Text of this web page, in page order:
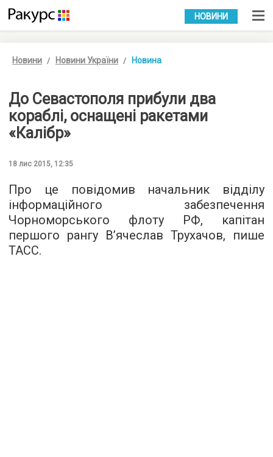
УКР РУС
НОВИНИ
Новини Новини України Новина
До Севастополя прибули два
кораблі, оснащені ракетами
«Калібр»
18 лис 2015, 12:35
Про це повідомив начальник відділу
інформаційного забезпечення
Чорноморського флоту РФ, капітан
першого рангу В’ячеслав Трухачов, пише
ТАСС.